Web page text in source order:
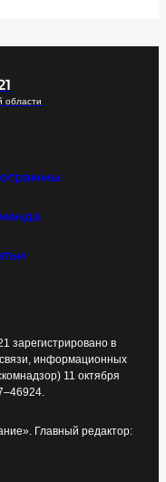
области
зарегистрировано в
информационных
11 октября
Главный редактор: